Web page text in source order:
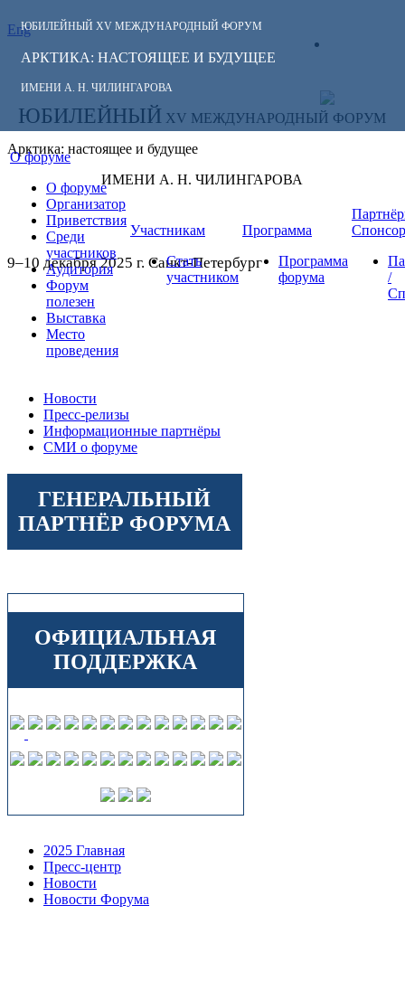
ЮБИЛЕЙНЫЙ XV МЕЖДУНАРОДНЫЙ ФОРУМ
АРКТИКА: НАСТОЯЩЕЕ И БУДУЩЕЕ
ИМЕНИ А. Н. ЧИЛИНГАРОВА
Eng
СЛЕДИТЕ ЗА
НОВОСТЯМИ
ФОРУМА:
ЮБИЛЕЙНЫЙ XV МЕЖДУНАРОДНЫЙ ФОРУМ
Арктика: настоящее и будущее
ИМЕНИ А. Н. ЧИЛИНГАРОВА
9–10 декабря 2025 г. Санкт-Петербург
О форуме
О форуме
Организатор
Приветствия
Среди
участников
Аудитория
Форум
полезен
Выставка
Место
проведения
Участникам
Стать
участником
Программа
Программа
форума
/
Новости
Пресс-релизы
Информационные партнёры
СМИ о форуме
ГЕНЕРАЛЬНЫЙ
ПАРТНЁР ФОРУМА
ОФИЦИАЛЬНАЯ
ПОДДЕРЖКА
2025 Главная
Пресс-центр
Новости
Новости Форума